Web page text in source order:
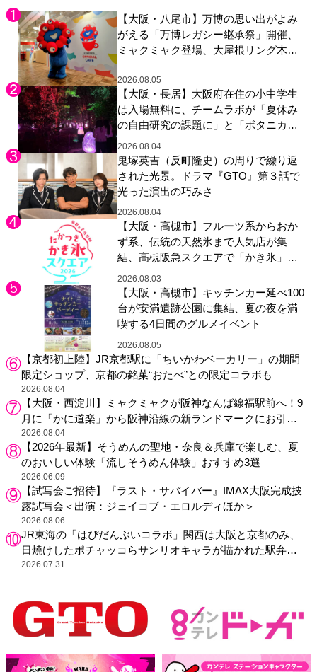
【大阪・八尾市】万博の思い出がよみ
がえる「万博レガシー継承祭」開催、
ミャクミャク登場、大屋根リング木材
展示も
2026.08.05
【大阪・長居】大阪府在住の小中学生
は入場無料に、チームラボが「夏休み
の自由研究の課題に」と「ボタニカル
ガーデン 大阪」へ招待
2026.08.04
鬼塚英吉（反町隆史）の周りで繰り返
された光景。ドラマ『GTO』第３話で
光った演出の巧みさ
2026.08.04
【大阪・高槻市】フルーツ系からおか
ず系、伝統の天然氷まで人気店が集
結、高槻阪急スクエアで「かき氷」祭
り
2026.08.03
【大阪・高槻市】キッチンカー延べ100
台が安満遺跡公園に集結、夏の夜を満
喫する4日間のグルメイベント
2026.08.05
【京都初上陸】JR京都駅に「ちいかわベーカリー」の期間
限定ショップ、京都の銘菓“おたべ”との限定コラボも
2026.08.04
【大阪・西淀川】ミャクミャクが阪神なんば線福駅前へ！9
月に「かに道楽」から阪神沿線の新ランドマークにお引っ
越し
2026.08.04
【2026年最新】そうめんの聖地・奈良＆兵庫で楽しむ、夏
のおいしい体験「流しそうめん体験」おすすめ3選
2026.06.09
【試写会ご招待】『ラスト・サバイバー』IMAX大阪完成披
露試写会＜出演：ジェイコブ・エロルディほか＞
2026.08.06
JR東海の「はぴだんぶいコラボ」関西は大阪と京都のみ、
日焼けしたポチャッコらサンリオキャラが描かれた駅弁や
グッズが登場
2026.07.31